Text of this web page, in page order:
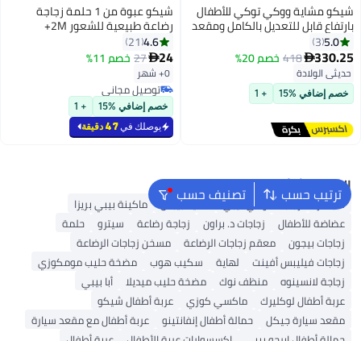
شيكو مشاية ووكي توكي للأطفال
بارتفاع قابل للتعديل بالكامل ومقعد
مبطن لعمر أكبر من 6 شهور بلون
صاني
5.0
3
330.25
418 خصم 20%
حديثي الولادة
خصم إضافي %15 + 1
شيكو عبوة من 1 حلمة زجاجة
رضاعة طبيعية للشعور 2M+
متوسطة
4.6
21
24
27 خصم 11%
0+ شهر
توصيل مجاني
توصيل مجاني
خصم إضافي %15 + 1
يوصلك في47 دقيقة
ترتيب حسب تصنيف حسب البحث الشائع
سبكترا زجاجات تومي تيبي لهاية بيبس
ماكينة بيبي بريزا
عضاضة للأطفال
زجاجات د. براون زجاجة رضاعة سيترو
حلمة
زجاجات بيجون
معقم زجاجات الرضاعة
مسخن زجاجات الرضاعة
زجاجات فيليبس أفينت
لهاية سكيب هوب
مضخة حليب مومكوزي
زجاجة لانسينوه
منظف نوك مضخة حليب ميديلا
أبا بيبي
عربة أطفال لوكليرك
ماكسي كوزي
عربة أطفال شيكو
مقعد سيارة جيكل
حمالة أطفال إنفانتينو
عربة أطفال مع مقعد سيارة